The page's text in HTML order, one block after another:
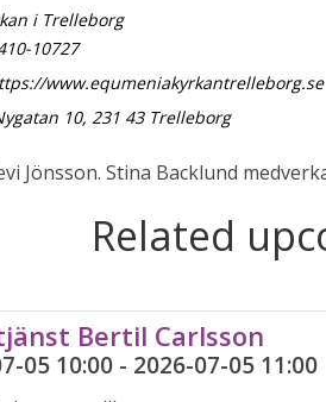
i Trelleborg
10727
www.equmeniakyrkantrelleborg.se
10, 231 43 Trelleborg
Jönsson. Stina Backlund
Related
Bertil Carlsson
05 10:00 - 2026-07-05 11:00